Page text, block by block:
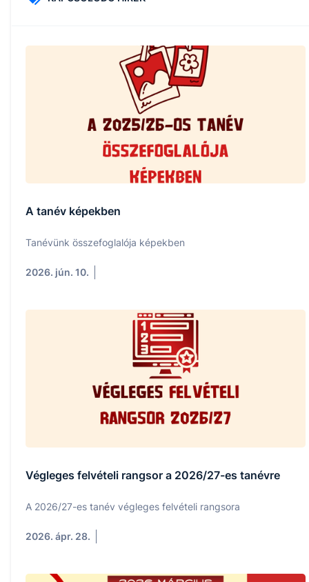
A tanév képekben
Tanévünk összefoglalója képekben
2026. jún. 10.
Végleges felvételi rangsor a 2026/27-es tanévre
A 2026/27-es tanév végleges felvételi rangsora
2026. ápr. 28.